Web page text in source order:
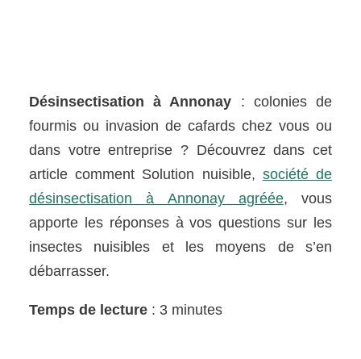
Désinsectisation à Annonay : colonies de
fourmis ou invasion de cafards chez vous ou
dans votre entreprise ? Découvrez dans cet
article comment Solution nuisible, société de
désinsectisation à Annonay agréée, vous
apporte les réponses à vos questions sur les
insectes nuisibles et les moyens de s’en
débarrasser.
Temps de lecture : 3 minutes